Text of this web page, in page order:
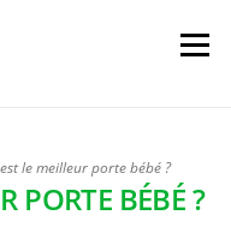
Menu
le meilleur porte bébé ?
PORTE BÉBÉ ?